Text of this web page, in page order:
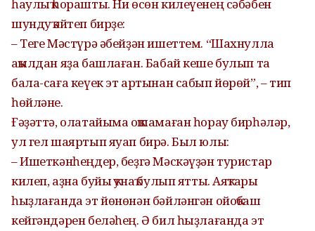
һаулыҡ һорашты. Ни өсөн килеүенең сәбәбен
шундуҡ әйтеп бирҙе:
– Теге Мәстүрә әбейҙән ишеттем. “Шахнулла
аҡылдан яҙа башлаған. Бабай кеше булып та
бала-саға кеүек эт артынан сабып йөрөй”, – тип
һөйләне.
Ғәҙәттә, олатайыма оҡшамаған һорау бирһәләр,
ул гел шаяртып яуап бирә. Был юлы:
– Ишеткәнһеңдер, беҙгә Мәскәүҙән туристар
килеп, аҙна буйы ҡунаҡ булып ятты. Аяҡтары
һыҙлағанда эт йөнөнән бәйләнгән ойоҡбаш
кейгәндәрен беләһең. Ә бил һыҙлағанда эт